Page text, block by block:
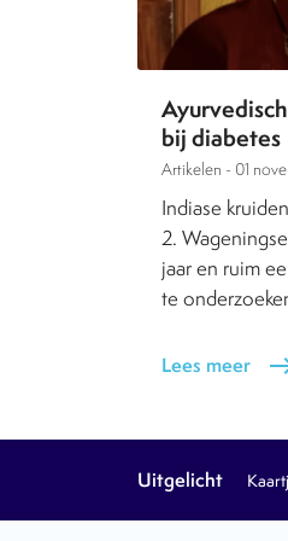
bij diabetes
Artikelen - 01
Indiase
2.
jaar en ruim
te
Lees meer
Uitgelicht